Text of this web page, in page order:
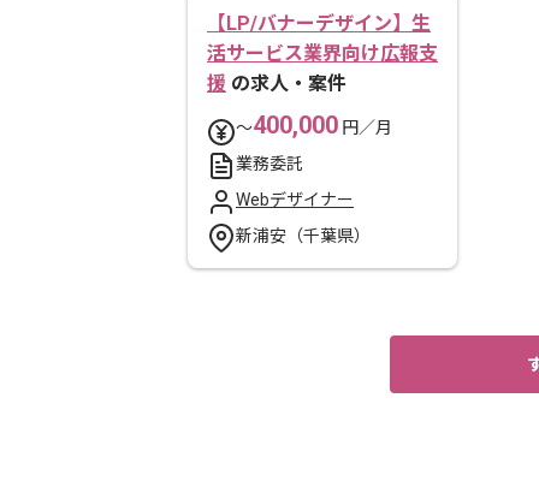
【LP/バナーデザイン】生
活サービス業界向け広報支
援 の求人・案件
〜400,000 円／月
業務委託
Webデザイナー
新浦安（千葉県）